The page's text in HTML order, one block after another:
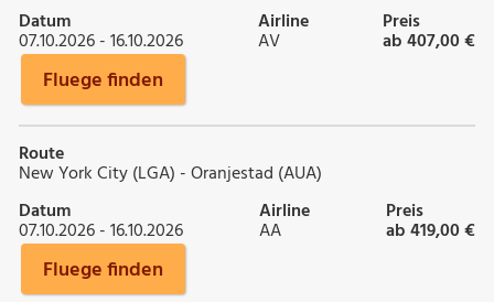
Datum
07.10.2026 - 16.10.2026
Airline
AV
Preis
ab 407,00 €
Fluege finden
Route
New York City (LGA) - Oranjestad (AUA)
Datum
07.10.2026 - 16.10.2026
Airline
AA
Preis
ab 419,00 €
Fluege finden